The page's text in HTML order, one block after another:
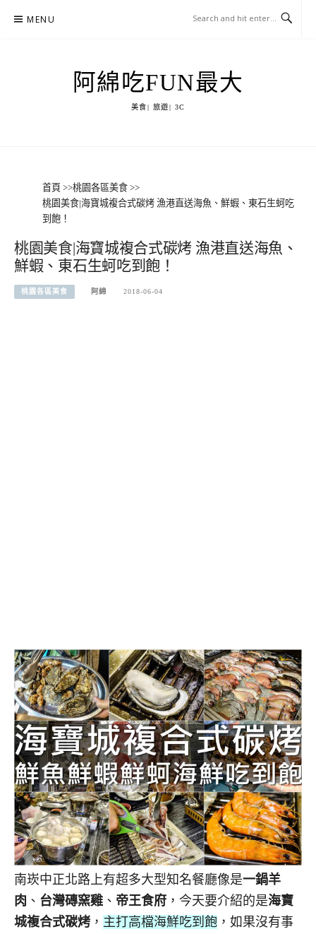
MENU
阿綿吃FUN最大
美食| 旅遊| 3C
首頁 >>桃園各區美食 >>
桃園美食|海寶城複合式碳烤 漁港直送海魚、鮮蝦、東石生蚵吃
到飽！
桃園美食|海寶城複合式碳烤 漁港直送海魚、
鮮蝦、東石生蚵吃到飽！
桃園各區美食 阿綿 2018-06-04
南崁中正北路上有超多大型知名餐廳像是一鍋羊
肉 、 台灣磚窯雞 、 帝王食府 ，今天要介紹的是海寶
城複合式碳烤 ， 主打高檔海鮮吃到飽 ，如果沒有事